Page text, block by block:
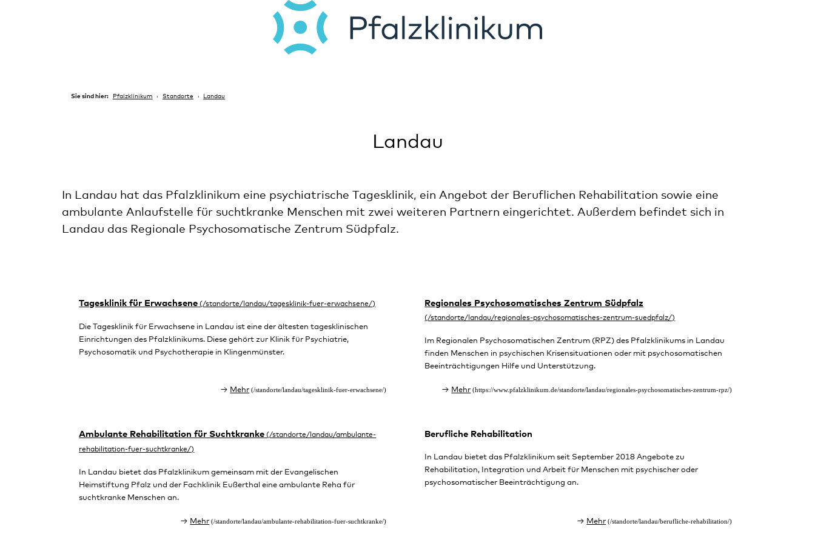
Sie sind hier: Pfalzklinikum Standorte Landau
Landau
In Landau hat das Pfalzklinikum eine psychiatrische Tagesklinik, ein Angebot der Beruflichen Rehabilitation sowie eine
ambulante Anlaufstelle für suchtkranke Menschen mit zwei weiteren Partnern eingerichtet. Außerdem befindet sich in
Landau das Regionale Psychosomatische Zentrum Südpfalz.
Tagesklinik für Erwachsene
Die Tagesklinik für Erwachsene in Landau ist eine der ältesten tagesklinischen
Einrichtungen des Pfalzklinikums. Diese gehört zur Klinik für Psychiatrie,
Psychosomatik und Psychotherapie in Klingenmünster.
Mehr
Regionales Psychosomatisches Zentrum Südpfalz
Im Regionalen Psychosomatischen Zentrum (RPZ) des Pfalzklinikums in Landau
finden Menschen in psychischen Krisensituationen oder mit psychosomatischen
Beeinträchtigungen Hilfe und Unterstützung.
Mehr
Ambulante Rehabilitation für Suchtkranke
In Landau bietet das Pfalzklinikum gemeinsam mit der Evangelischen
Heimstiftung Pfalz und der Fachklinik Eußerthal eine ambulante Reha für
suchtkranke Menschen an.
Mehr
Berufliche Rehabilitation
In Landau bietet das Pfalzklinikum seit September 2018 Angebote zu
Rehabilitation, Integration und Arbeit für Menschen mit psychischer oder
psychosomatischer Beeinträchtigung an.
Mehr